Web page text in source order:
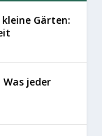
Gärten:
jeder